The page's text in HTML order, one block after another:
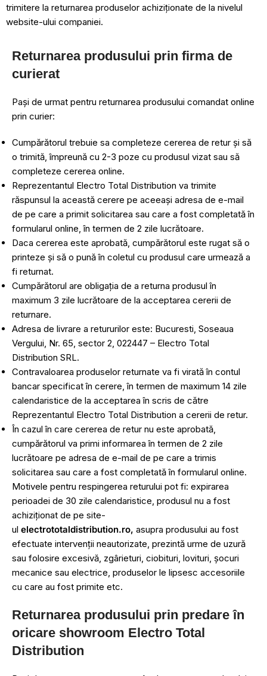
trimitere la returnarea produselor achiziționate de la nivelul
website-ului companiei.
Returnarea produsului prin firma de
curierat
Pași de urmat pentru returnarea produsului comandat online
prin curier:
Cumpărătorul trebuie sa completeze cererea de retur și să
o trimită, împreună cu 2-3 poze cu produsul vizat sau să
completeze cererea online.
Reprezentantul Electro Total Distribution va trimite
răspunsul la această cerere pe aceeași adresa de e-mail
de pe care a primit solicitarea sau care a fost completată în
formularul online, în termen de 2 zile lucrătoare.
Daca cererea este aprobată, cumpărătorul este rugat să o
printeze și să o pună în coletul cu produsul care urmează a
fi returnat.
Cumpărătorul are obligația de a returna produsul în
maximum 3 zile lucrătoare de la acceptarea cererii de
returnare.
Adresa de livrare a retururilor este: Bucuresti, Soseaua
Vergului, Nr. 65, sector 2, 022447 – Electro Total
Distribution SRL.
Contravaloarea produselor returnate va fi virată în contul
bancar specificat în cerere, în termen de maximum 14 zile
calendaristice de la acceptarea în scris de către
Reprezentantul Electro Total Distribution a cererii de retur.
În cazul în care cererea de retur nu este aprobată,
cumpărătorul va primi informarea în termen de 2 zile
lucrătoare pe adresa de e-mail de pe care a trimis
solicitarea sau care a fost completată în formularul online.
Motivele pentru respingerea returului pot fi: expirarea
perioadei de 30 zile calendaristice, produsul nu a fost
achiziționat de pe site-
ul electrototaldistribution.ro, asupra produsului au fost
efectuate intervenții neautorizate, prezintă urme de uzură
sau folosire excesivă, zgârieturi, ciobituri, lovituri, șocuri
mecanice sau electrice, produselor le lipsesc accesoriile
cu care au fost primite etc.
Returnarea produsului prin predare în
oricare showroom Electro Total
Distribution